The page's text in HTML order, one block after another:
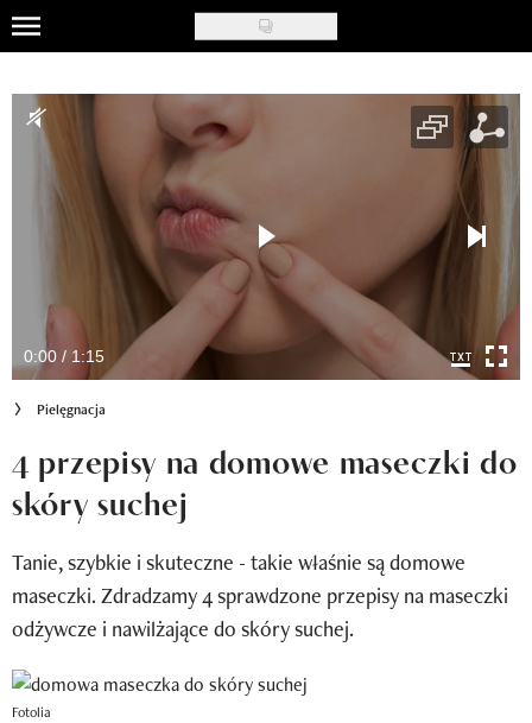
Skip
to
main
content
Moda
Ślub i wesele
Inspiracje
Newsy
Wizaz Summer Influ School
0:00 / 1:15
Pielęgnacja
4 przepisy na domowe maseczki do
skóry suchej
Tanie, szybkie i skuteczne - takie właśnie są domowe
maseczki. Zdradzamy 4 sprawdzone przepisy na maseczki
odżywcze i nawilżające do skóry suchej.
Fotolia